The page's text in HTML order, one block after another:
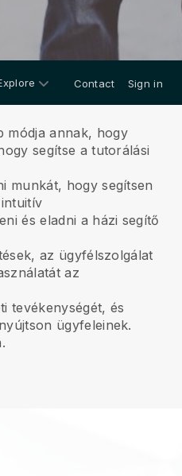
Contact Sign in
módja annak, hogy
segítse a tutorálási
munkát, hogy segítsen
és eladni a házi segítő
az ügyfélszolgálat
az
tevékenységét, és
ügyfeleinek.